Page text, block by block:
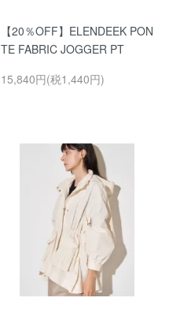
【20％OFF】ELENDEEK PON
TE FABRIC JOGGER PT
15,840円(税1,440円)